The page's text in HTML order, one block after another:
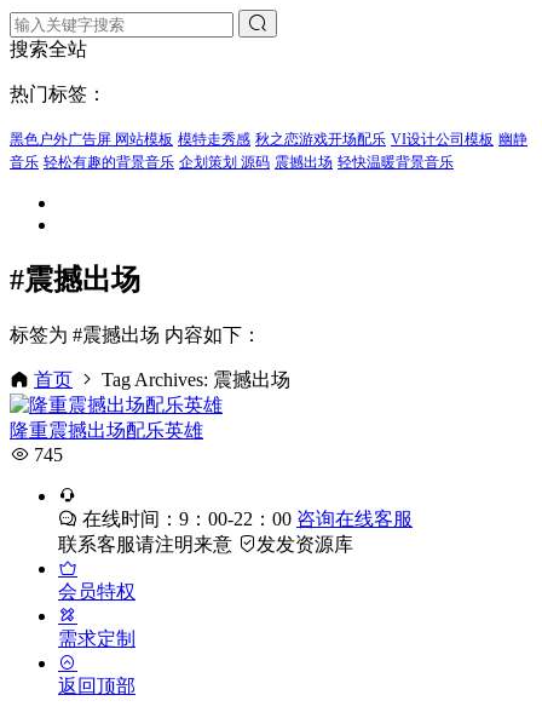
搜索全站
热门标签：
黑色户外广告屏 网站模板 模特走秀感 秋之恋游戏开场配乐 VI设计公司模板 幽静
音乐 轻松有趣的背景音乐 企划策划 源码 震撼出场 轻快温暖背景音乐
#震撼出场
标签为 #震撼出场 内容如下：
首页 Tag Archives: 震撼出场
隆重震撼出场配乐英雄
745
在线时间：9：00-22：00 咨询在线客服
联系客服请注明来意
发发资源库
会员特权
需求定制
返回顶部